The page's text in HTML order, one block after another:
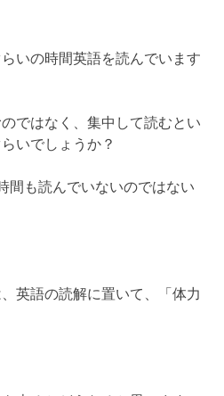
いの時間英語を読んでいます
ではなく、集中して読むとい
いでしょうか？
間も読んでいないのではない
英語の読解に置いて、「体力